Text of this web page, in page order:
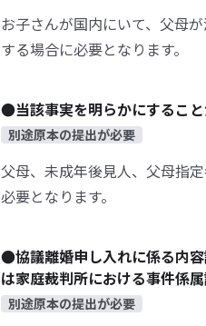
お子さんが国内にいて、父母
する場合に必要となります。
●当該事実を明らかにするこ
別途原本の提出が必要
父母、未成年後見人、父母指
必要となります。
●協議離婚申し入れに係る内
は家庭裁判所における事件係
別途原本の提出が必要